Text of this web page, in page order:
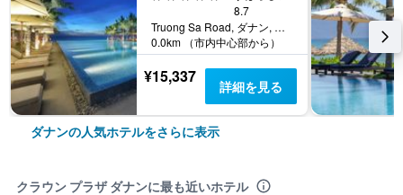
8.7
Truong Sa Road, ダナン, ベトナム
0.0km （市内中心部から）
¥15,337 詳細を見る
ダナンの人気ホテルをさらに表示
クラウン プラザ ダナンに最も近いホテル